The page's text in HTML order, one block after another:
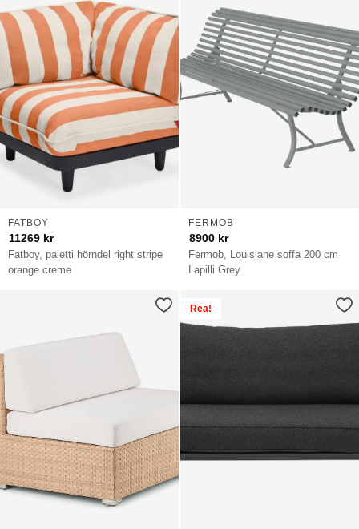
Fatboy, paletti hörndel right stripe
orange creme
FATBOY
11269 kr
Fermob, Louisiane soffa 200 cm
Lapilli Grey
FERMOB
8900 kr
Rea!